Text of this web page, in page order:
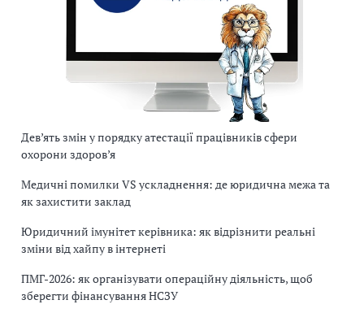
Дев’ять змін у порядку атестації працівників сфери
охорони здоров’я
Медичні помилки VS ускладнення: де юридична межа та
як захистити заклад
Юридичний імунітет керівника: як відрізнити реальні
зміни від хайпу в інтернеті
ПМГ-2026: як організувати операційну діяльність, щоб
зберегти фінансування НСЗУ